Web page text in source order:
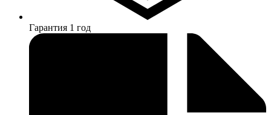
Гарантия 1 год